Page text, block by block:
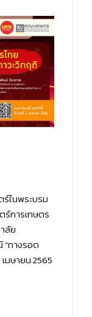
ในพระบรม
การเกษตร
ลัย
“ทางรอด
มษายน 2565